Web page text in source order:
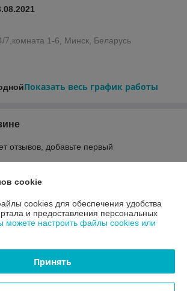
7,комната 1-6, Минск, Беларусь
Показать весь график работы
отзывов, добавьте первый
cookie
cookies для обеспечения удобства
и предоставления персональных
можете настроить файлы cookies или
Принять